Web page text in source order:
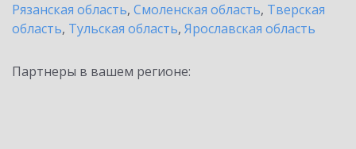
Рязанская область, Смоленская область, Тверская
область, Тульская область, Ярославская область
Партнеры в вашем регионе: